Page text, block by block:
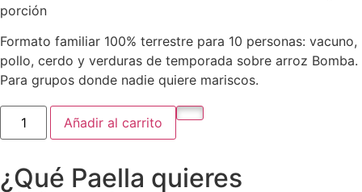
porción
Formato familiar 100% terrestre para 10 personas: vacuno,
pollo, cerdo y verduras de temporada sobre arroz Bomba.
Para grupos donde nadie quiere mariscos.
Añadir al carrito
¿Qué Paella quieres